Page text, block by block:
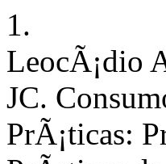
1.
LeocÃ¡dio
JC.
PrÃ¡ticas: